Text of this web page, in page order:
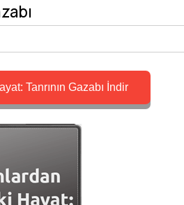
Tanrının Gazabı İndir